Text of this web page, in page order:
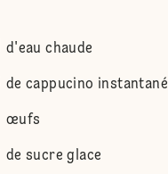
d'eau chaude
de cappucino instantané
œufs
de sucre glace